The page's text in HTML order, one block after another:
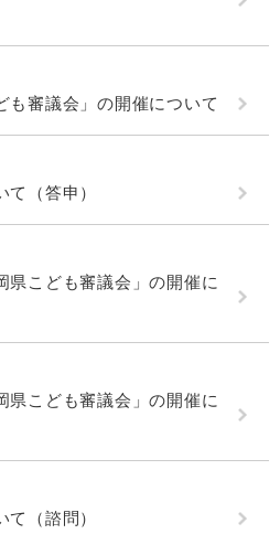
も審議会」の開催について
（答申）
県こども審議会」の開催に
県こども審議会」の開催に
（諮問）